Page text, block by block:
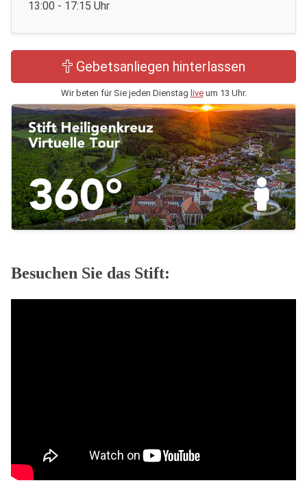
13:00 - 17:15 Uhr
Gebetsanliegen hinterlassen
Wir beten für Sie jeden Dienstag liveum 13 Uhr.
Besuchen Sie das Stift: